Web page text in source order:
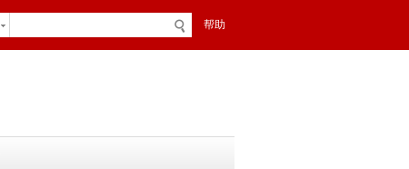
帮助